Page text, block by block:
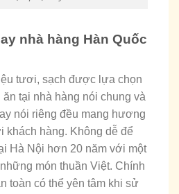
nhà hàng Hàn Quốc
tươi, sạch được lựa chọn
ăn tại nhà hàng nói chung và
nói riêng đều mang hương
khách hàng. Không dễ để
Hà Nội hơn 20 năm với một
món thuần Việt. Chính
toàn có thể yên tâm khi sử